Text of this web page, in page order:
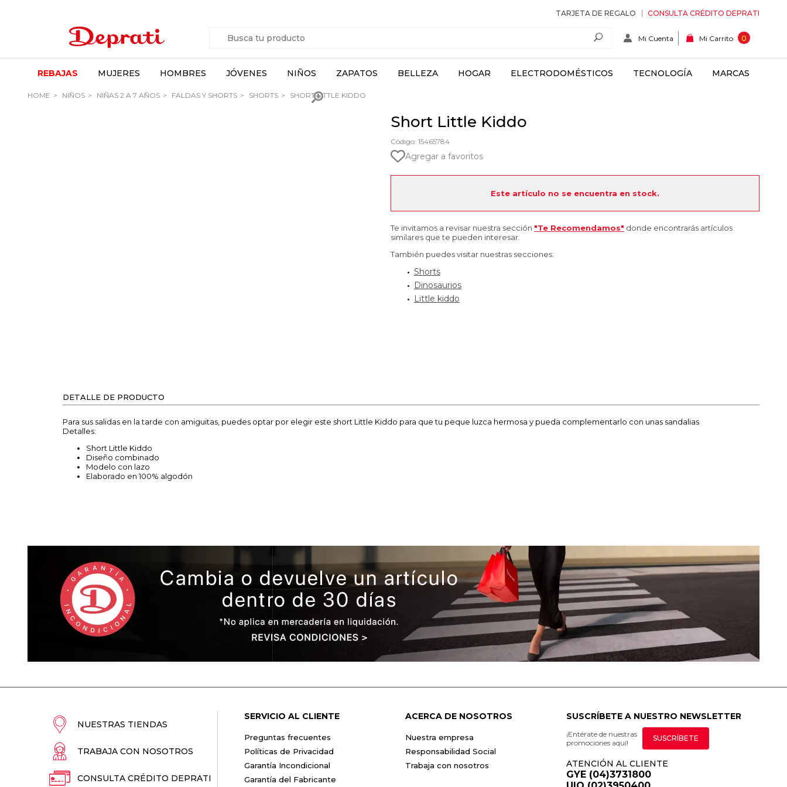
TARJETA DE REGALO CONSULTA CRÉDITO DEPRATI
Mi Cuenta Mi Carrito 0
REBAJAS MUJERES HOMBRES JÓVENES NIÑOS ZAPATOS BELLEZA HOGAR ELECTRODOMÉSTICOS TECNOLOGÍA MARCAS
HOME NIÑOS NIÑAS 2 A 7 AÑOS FALDAS Y SHORTS SHORTS SHORT LITTLE KIDDO
Short Little Kiddo
Código: 15465784
Agregar a favoritos
Este artículo no se encuentra en stock.
Te invitamos a revisar nuestra sección "Te Recomendamos" donde encontrarás artículos
similares que te pueden interesar.
También puedes visitar nuestras secciones:
Shorts
Dinosaurios
Little kiddo
DETALLE DE PRODUCTO
Para sus salidas en la tarde con amiguitas, puedes optar por elegir este short Little Kiddo para que tu peque luzca hermosa y pueda complementarlo con unas sandalias
Detalles:
Short Little Kiddo
Diseño combinado
Modelo con lazo
Elaborado en 100% algodón
NUESTRAS TIENDAS
TRABAJA CON NOSOTROS
CONSULTA CRÉDITO DEPRATI
SERVICIO AL CLIENTE
Preguntas frecuentes
Políticas de Privacidad
Garantía Incondicional
Garantía del Fabricante
ACERCA DE NOSOTROS
Nuestra empresa
Responsabilidad Social
Trabaja con nosotros
SUSCRÍBETE A NUESTRO NEWSLETTER
¡Entérate de nuestras
promociones aquí!
SUSCRÍBETE
ATENCIÓN AL CLIENTE
GYE (04)3731800